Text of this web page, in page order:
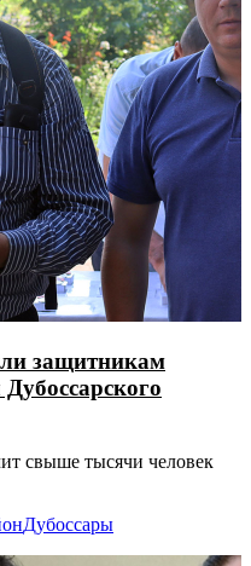
защитникам
свыше тысячи человек
Дубоссары